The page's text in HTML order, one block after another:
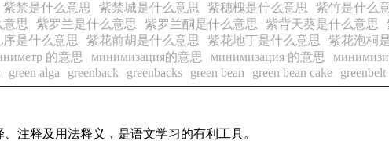
紫禁是什么意思 紫禁城是什么意思 紫穗槐是什么意思 紫竹是什么
思 紫罗兰是什么意思 紫罗兰酮是什么意思 紫背天葵是什么意思
是什么意思 紫花前胡是什么意思 紫花地丁是什么意思 紫花泡桐
的意思 минимизация的意思 минимизация 的意思
green alga greenback greenbacks green bean green bean cake greenbelt
注释及用法释义，是语文学习的有利工具。